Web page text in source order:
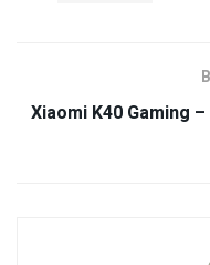
Xiaomi K40 Gaming